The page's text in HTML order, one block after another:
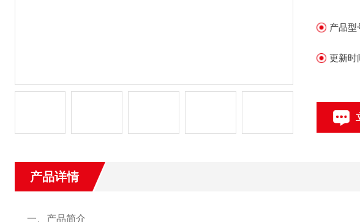
产品型
更新时
产品详情
一、产品简介